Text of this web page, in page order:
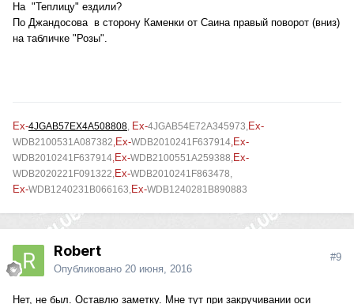
На "Теплицу" ездили?
По Джандосова в сторону Каменки от Саина правый поворот (вниз)
на табличке "Розы".
Ex-4JGAB57EX4A508808, Ex-4JGAB54E72A345973,Ex-
WDB2100531A087382,Ex-WDB2010241F637914,Ex-
WDB2010241F637914,Ex-WDB2100551A259388,Ex-
WDB2020221F091322,Ex-WDB2010241F863478,
Ex-WDB1240231B066163,Ex-WDB1240281B890883
Robert
Опубликовано 20 июня, 2016
#9
Нет, не был. Оставлю заметку. Мне тут при закручивании оси